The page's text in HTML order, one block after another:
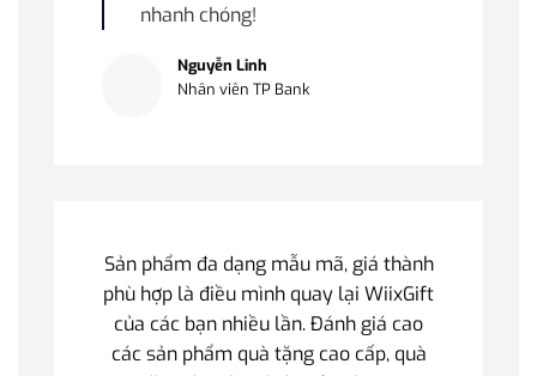
nhanh chóng!
Nguyễn Linh
Nhân viên TP Bank
Sản phẩm đa dạng mẫu mã, giá thành
phù hợp là điều mình quay lại WiixGift
của các bạn nhiều lần. Đánh giá cao
các sản phẩm quà tặng cao cấp, quà